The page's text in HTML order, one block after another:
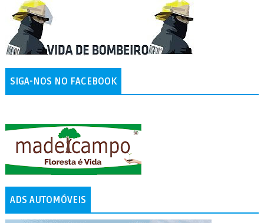
SIGA-NOS NO FACEBOOK
ADS AUTOMÓVEIS